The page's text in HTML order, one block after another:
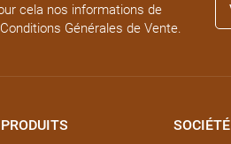
cela nos informations de
Générales de Vente.
PRODUITS SOCIÉTÉ